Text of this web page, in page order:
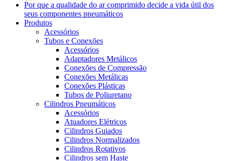
Por que a qualidade do ar comprimido decide a vida útil dos
seus componentes pneumáticos
Produtos
Acessórios
Tubos e Conexões
Acessórios
Adaptadores Metálicos
Conexões de Compressão
Conexões Metálicas
Conexões Plásticas
Tubos de Poliuretano
Cilindros Pneumáticos
Acessórios
Atuadores Elétricos
Cilindros Guiados
Cilindros Normalizados
Cilindros Rotativos
Cilindros sem Haste